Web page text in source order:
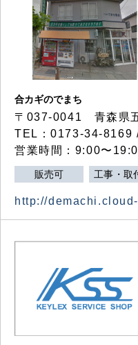
合カギのでまち
〒037-0041 青森県
TEL：0173-34-8169
営業時間：9:00〜
販売可 工事・取
http://